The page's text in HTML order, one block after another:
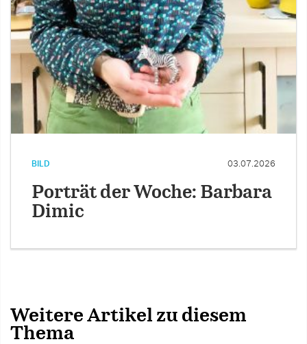
BILD 03.07.2026
Porträt der Woche: Barbara
Dimic
Weitere Artikel zu diesem
Thema